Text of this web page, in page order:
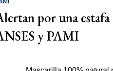
por una
y PAMI